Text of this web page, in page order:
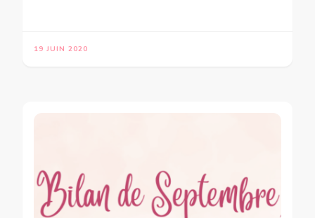
19 JUIN 2020